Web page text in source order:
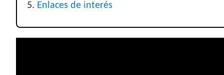
Enlaces de interés